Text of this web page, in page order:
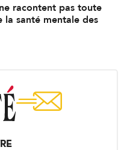
racontent pas toute
la santé mentale des